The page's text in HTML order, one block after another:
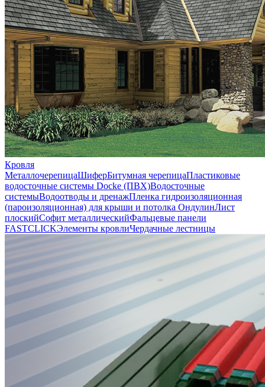
Кровля
МеталлочерепицаШиферБитумная черепицаПластиковые
водосточные системы Docke (ПВХ)Водосточные
системыВодоотводы и дренажПленка гидроизоляционная
(пароизоляционная) для крыши и потолка ОндулинЛист
плоскийСофит металлическийФальцевые панели
FASTCLICKЭлементы кровлиЧердачные лестницы